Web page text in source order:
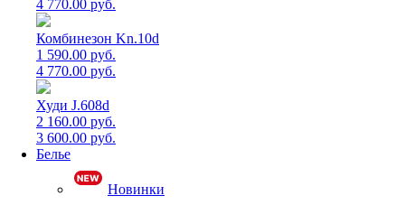
4 770.00 руб.
Комбинезон Kn.10d
1 590.00 руб.
4 770.00 руб.
Худи J.608d
2 160.00 руб.
3 600.00 руб.
Белье
Новинки